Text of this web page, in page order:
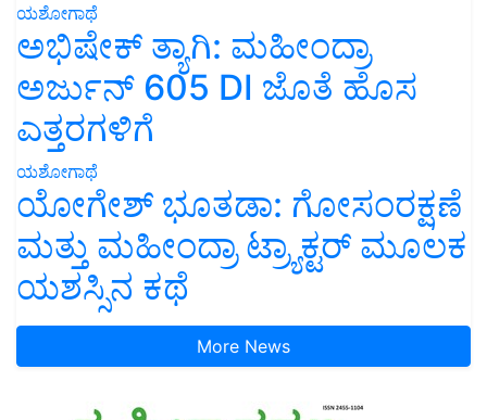
ಯಶೋಗಾಥೆ
ಅಭಿಷೇಕ್ ತ್ಯಾಗಿ: ಮಹೀಂದ್ರಾ
ಅರ್ಜುನ್ 605 DI ಜೊತೆ ಹೊಸ
ಎತ್ತರಗಳಿಗೆ
ಯಶೋಗಾಥೆ
ಯೋಗೇಶ್ ಭೂತಡಾ: ಗೋಸಂರಕ್ಷಣೆ
ಮತ್ತು ಮಹೀಂದ್ರಾ ಟ್ರ್ಯಾಕ್ಟರ್ ಮೂಲಕ
ಯಶಸ್ಸಿನ ಕಥೆ
More News